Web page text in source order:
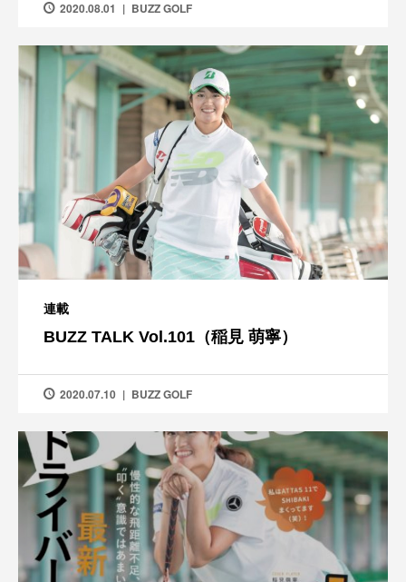
2020.08.01 BUZZ GOLF
連載
BUZZ TALK Vol.101（稲見 萌寧）
2020.07.10 BUZZ GOLF